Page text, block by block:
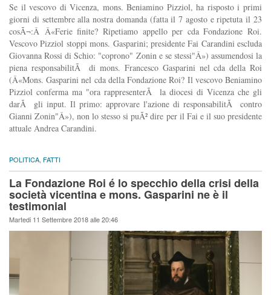
Se il vescovo di Vicenza, mons. Beniamino Pizziol, ha risposto i primi
giorni di settembre alla nostra domanda (fatta il 7 agosto e ripetuta il 23
cosÃ¬:Â Â«Ferie finite? Ripetiamo appello per cda Fondazione Roi.
Vescovo Pizziol stoppi mons. Gasparini; presidente Fai Carandini escluda
Giovanna Rossi di Schio: "coprono" Zonin e se stessi"Â») assumendosi la
piena responsabilitÃ di mons. Francesco Gasparini nel cda della Roi
(Â«Mons. Gasparini nel cda della Fondazione Roi? Il vescovo Beniamino
Pizziol conferma ma "ora rappresenterÃ la diocesi di Vicenza che gli
darÃ gli input. Il primo: approvare l'azione di responsabilitÃ contro
Gianni Zonin"Â»), non lo stesso si puÃ² dire per il Fai e il suo presidente
attuale Andrea Carandini.
POLITICA FATTI
La Fondazione Roi é lo specchio della crisi della
società vicentina e mons. Gasparini ne è il
testimonial
Martedi 11 Settembre 2018 alle 20:46